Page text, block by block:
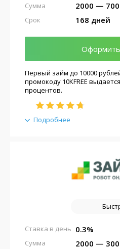
2000 —
Сумма
168 дней
Срок
Оформить
Подробнее
Первый займ до 10000
промокоду 10KFREE
процентов.
0.3%
Ставка в день
2000 —
Сумма